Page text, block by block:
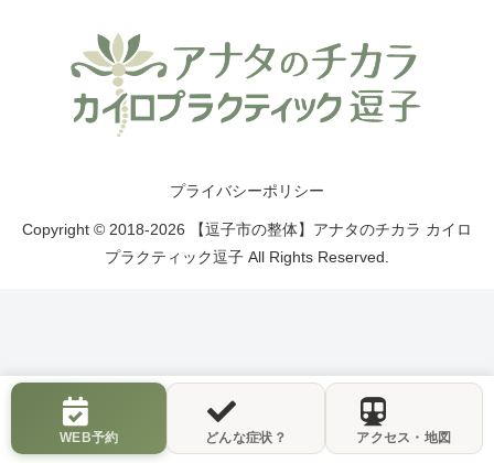
プライバシーポリシー
Copyright © 2018-2026 【逗子市の整体】アナタのチカラ カイロ
プラクティック逗子 All Rights Reserved.
WEB予約 アクセス・地図
どんな症状？